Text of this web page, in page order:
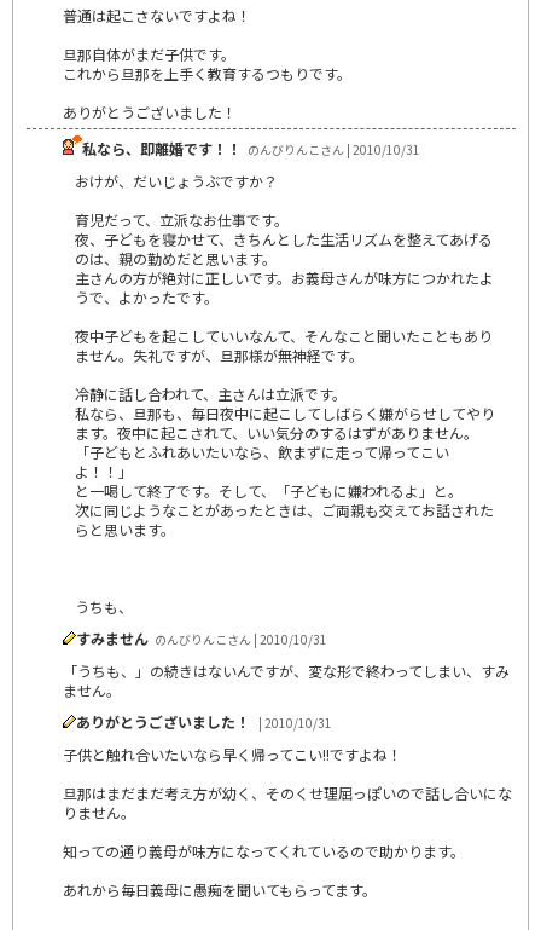
普通は起こさないですよね！
旦那自体がまだ子供です。
これから旦那を上手く教育するつもりです。
ありがとうございました！
私なら、即離婚です！！
のんびりんこさん | 2010/10/31
おけが、だいじょうぶですか？
育児だって、立派なお仕事です。
夜、子どもを寝かせて、きちんとした生活リズムを整えてあげる
のは、親の勤めだと思います。
主さんの方が絶対に正しいです。お義母さんが味方につかれたよ
うで、よかったです。
夜中子どもを起こしていいなんて、そんなこと聞いたこともあり
ません。失礼ですが、旦那様が無神経です。
冷静に話し合われて、主さんは立派です。
私なら、旦那も、毎日夜中に起こしてしばらく嫌がらせしてやり
ます。夜中に起こされて、いい気分のするはずがありません。
「子どもとふれあいたいなら、飲まずに走って帰ってこい
よ！！」
と一喝して終了です。そして、「子どもに嫌われるよ」と。
次に同じようなことがあったときは、ご両親も交えてお話された
らと思います。
うちも、
すみません のんびりんこさん | 2010/10/31
「うちも、」の続きはないんですが、変な形で終わってしまい、すみ
ません。
ありがとうございました！
| 2010/10/31
子供と触れ合いたいなら早く帰ってこい!!ですよね！
旦那はまだまだ考え方が幼く、そのくせ理屈っぽいので話し合いにな
りません。
知っての通り義母が味方になってくれているので助かります。
あれから毎日義母に愚痴を聞いてもらってます。